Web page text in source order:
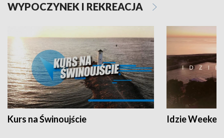
WYPOCZYNEK I REKREACJA
Kurs na Świnoujście Idzie